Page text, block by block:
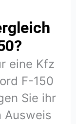
eine Kfz
F-150
Sie ihr
Ausweis